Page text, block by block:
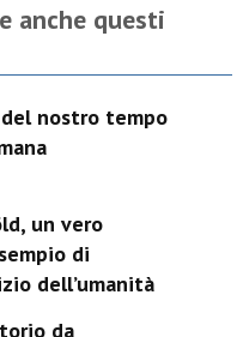
anche questi
del nostro tempo
un vero
di
dell’umanità
da